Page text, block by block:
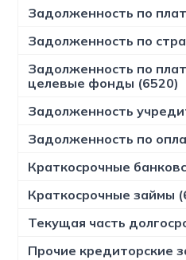
Задолженность по
Задолженность по
Задолженность по
целевые фонды (6520)
Задолженность
Задолженность по
Краткосрочные
Краткосрочные займы
Текущая часть
Прочие кредиторские